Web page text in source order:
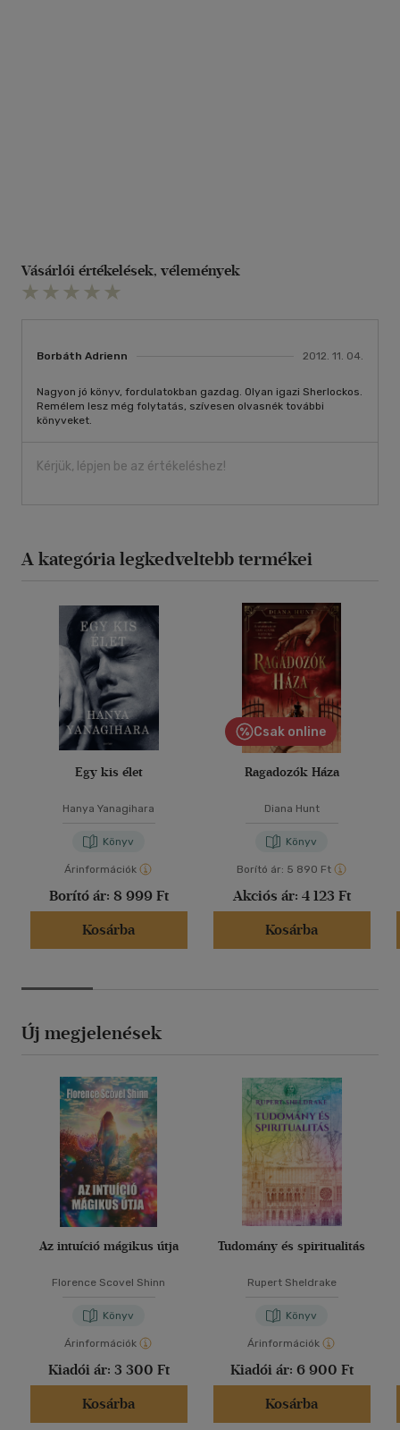
Vásárlói értékelések, vélemények
Borbáth Adrienn 2012. 11. 04.
Nagyon jó könyv, fordulatokban gazdag. Olyan igazi Sherlockos.
Remélem lesz még folytatás, szívesen olvasnék további
könyveket.
Kérjük, lépjen be az értékeléshez!
A kategória legkedveltebb termékei
Egy kis élet
Hanya Yanagihara
Könyv
Árinformációk
Borító ár: 8 999 Ft
Kosárba
Csak online
Ragadozók Háza
Diana Hunt
Könyv
Borító ár: 5 890 Ft
Akciós ár: 4 123 Ft
Kosárba
Új megjelenések
Az intuíció mágikus útja
Florence Scovel Shinn
Könyv
Árinformációk
Kiadói ár: 3 300 Ft
Kosárba
Tudomány és spiritualitás
Rupert Sheldrake
Könyv
Árinformációk
Kiadói ár: 6 900 Ft
Kosárba